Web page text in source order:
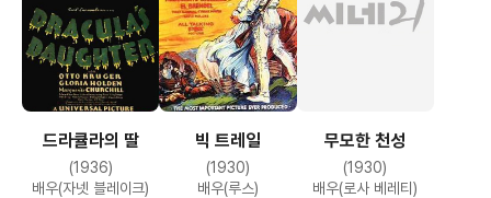
드라큘라의 딸
(1936)
배우(자넷 블레이크)
빅 트레일
(1930)
배우(루스)
무모한 천성
(1930)
배우(로사 베레티)